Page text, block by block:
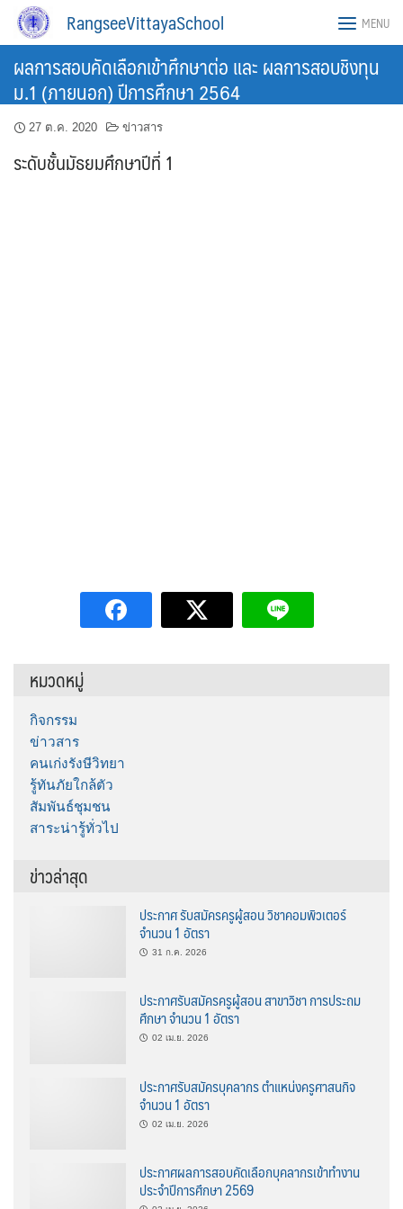
Skip
RangseeVittayaSchool MENU
ผลการสอบคัดเลือกเข้าศึกษาต่อ และ ผลการสอบชิงทุน
ม.1 (ภายนอก) ปีการศึกษา 2564
27 ต.ค. 2020 ข่าวสาร
ระดับชั้นมัธยมศึกษาปีที่ 1
หมวดหมู่
กิจกรรม
ข่าวสาร
คนเก่งรังษีวิทยา
รู้ทันภัยใกล้ตัว
สัมพันธ์ชุมชน
สาระน่ารู้ทั่วไป
ข่าวล่าสุด
ประกาศ รับสมัครครูผู้สอน วิชาคอมพิวเตอร์
จำนวน 1 อัตรา
31 ก.ค. 2026
ประกาศรับสมัครครูผู้สอน สาขาวิชา การประถม
ศึกษา จำนวน 1 อัตรา
02 เม.ย. 2026
ประกาศรับสมัครบุคลากร ตำแหน่งครูศาสนกิจ
จำนวน 1 อัตรา
02 เม.ย. 2026
ประกาศผลการสอบคัดเลือกบุคลากรเข้าทำงาน
ประจำปีการศึกษา 2569